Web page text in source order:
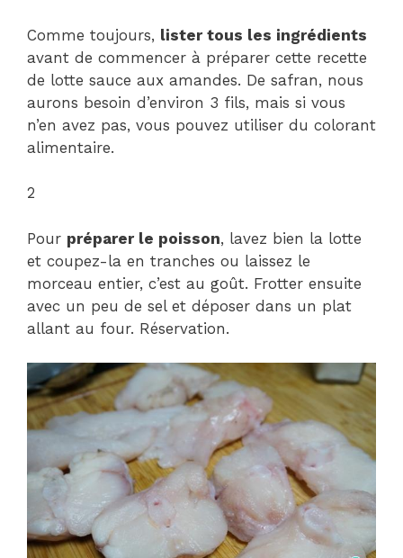
Comme toujours, lister tous les ingrédients
avant de commencer à préparer cette recette
de lotte sauce aux amandes. De safran, nous
aurons besoin d’environ 3 fils, mais si vous
n’en avez pas, vous pouvez utiliser du colorant
alimentaire.
2
Pour préparer le poisson, lavez bien la lotte
et coupez-la en tranches ou laissez le
morceau entier, c’est au goût. Frotter ensuite
avec un peu de sel et déposer dans un plat
allant au four. Réservation.